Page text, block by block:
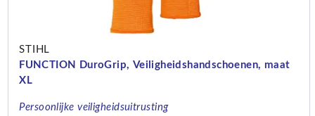
STIHL
FUNCTION DuroGrip, Veiligheidshandschoenen, maat
XL
Persoonlijke veiligheidsuitrusting